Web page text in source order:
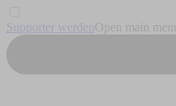
Supporter werden Open main menu